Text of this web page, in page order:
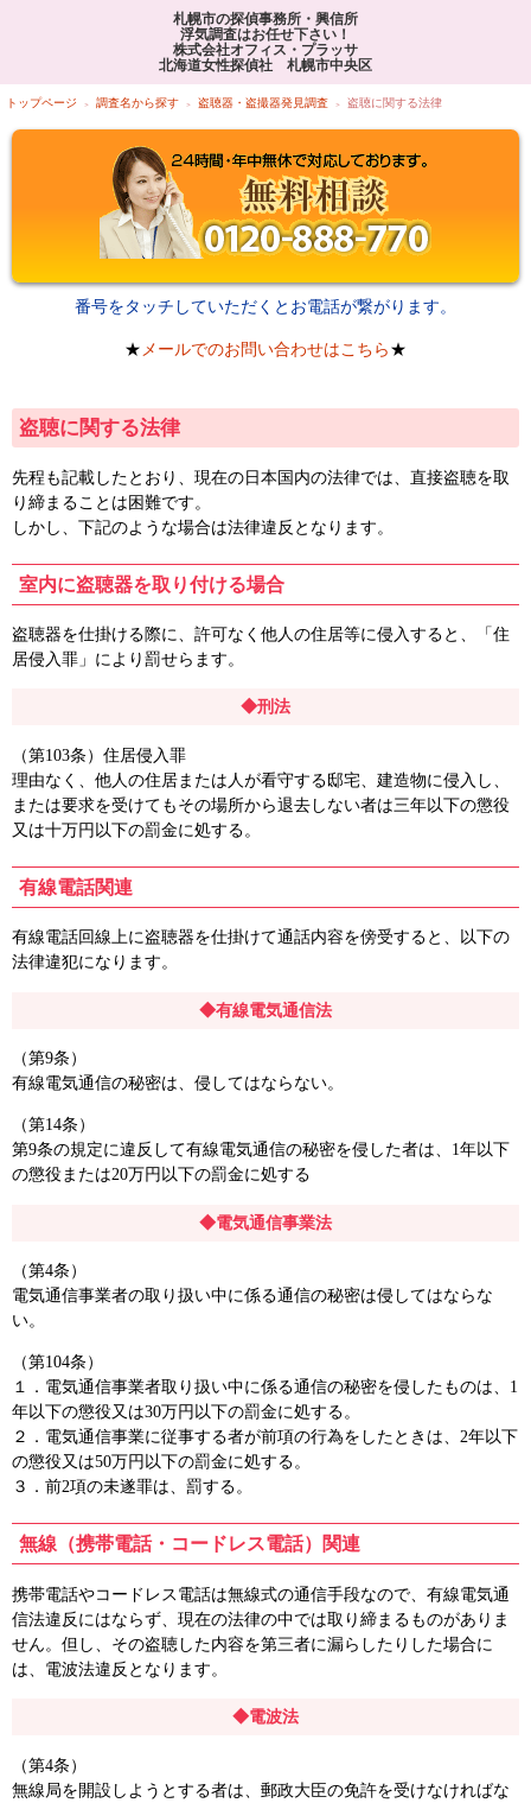
札幌市の探偵事務所・興信所
浮気調査はお任せ下さい！
株式会社オフィス・プラッサ
北海道女性探偵社 札幌市中央区
トップページ 調査名から探す 盗聴器・盗撮器発見調査 盗聴に関する法律
番号をタッチしていただくとお電話が繋がります。
★ メールでのお問い合わせはこちら★
盗聴に関する法律
先程も記載したとおり、現在の日本国内の法律では、直接盗聴を取
り締まることは困難です。
しかし、下記のような場合は法律違反となります。
室内に盗聴器を取り付ける場合
盗聴器を仕掛ける際に、許可なく他人の住居等に侵入すると、「住
居侵入罪」により罰せらます。
◆刑法
（第103条）住居侵入罪
理由なく、他人の住居または人が看守する邸宅、建造物に侵入し、
または要求を受けてもその場所から退去しない者は三年以下の懲役
又は十万円以下の罰金に処する。
有線電話関連
有線電話回線上に盗聴器を仕掛けて通話内容を傍受すると、以下の
法律違犯になります。
◆有線電気通信法
（第9条）
有線電気通信の秘密は、侵してはならない。
（第14条）
第9条の規定に違反して有線電気通信の秘密を侵した者は、1年以下
の懲役または20万円以下の罰金に処する
◆電気通信事業法
（第4条）
電気通信事業者の取り扱い中に係る通信の秘密は侵してはならな
い。
（第104条）
１．電気通信事業者取り扱い中に係る通信の秘密を侵したものは、1
年以下の懲役又は30万円以下の罰金に処する。
２．電気通信事業に従事する者が前項の行為をしたときは、2年以下
の懲役又は50万円以下の罰金に処する。
３．前2項の未遂罪は、罰する。
無線（携帯電話・コードレス電話）関連
携帯電話やコードレス電話は無線式の通信手段なので、有線電気通
信法違反にはならず、現在の法律の中では取り締まるものがありま
せん。但し、その盗聴した内容を第三者に漏らしたりした場合に
は、電波法違反となります。
◆電波法
（第4条）
無線局を開設しようとする者は、郵政大臣の免許を受けなければな